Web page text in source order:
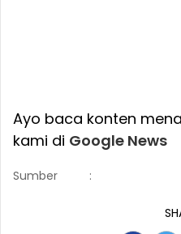
Ayo baca konten
kami di Google News
Sumber :